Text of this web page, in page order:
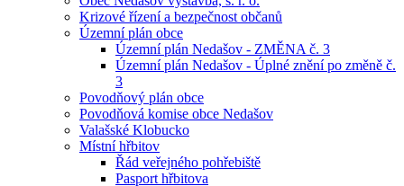
Krizové řízení a bezpečnost občanů
Územní plán obce
Územní plán Nedašov - ZMĚNA č. 3
Územní plán Nedašov - Úplné znění po změně č.
3
Povodňový plán obce
Povodňová komise obce Nedašov
Valašské Klobucko
Místní hřbitov
Řád veřejného pohřebiště
Pasport hřbitova